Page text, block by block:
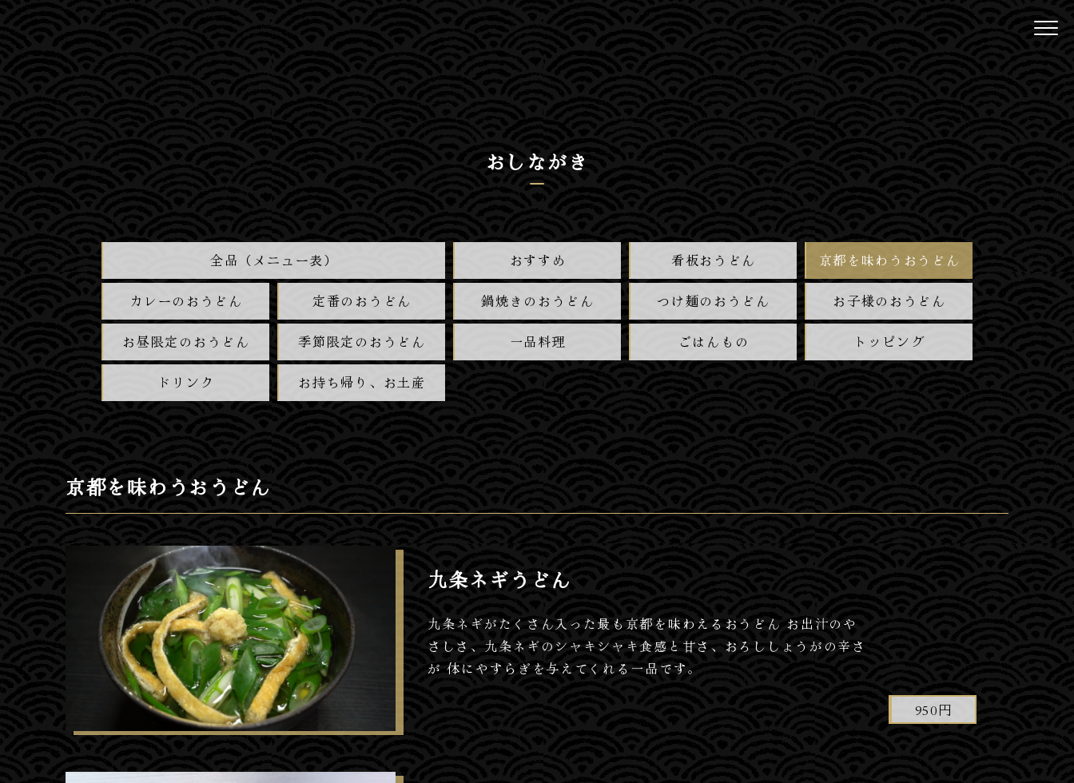
おしながき
全品（メニュー表） おすすめ 看板おうどん 京都を味わうおうどん
カレーのおうどん 定番のおうどん 鍋焼きのおうどん つけ麺のおうどん お子様のおうどん
お昼限定のおうどん 季節限定のおうどん 一品料理 ごはんもの トッピング
ドリンク お持ち帰り、お土産
京都を味わうおうどん
九条ネギうどん
九条ネギがたくさん入った最も京都を味わえるおうどん お出汁のや
さしさ、九条ネギのシャキシャキ食感と甘さ、おろししょうがの辛さ
が 体にやすらぎを与えてくれる一品です。
950円